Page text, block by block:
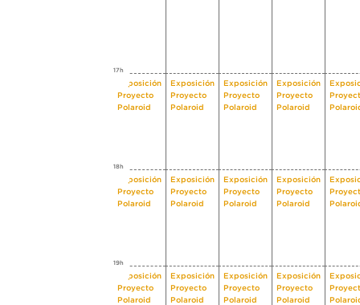
17h
Exposición
Proyecto
Polaroid
Exposición
Proyecto
Polaroid
Exposición
Proyecto
Polaroid
Exposición
Proyecto
Polaroid
18h
Exposición
Proyecto
Polaroid
Exposición
Proyecto
Polaroid
Exposición
Proyecto
Polaroid
Exposición
Proyecto
Polaroid
19h
Exposición
Proyecto
Polaroid
Exposición
Proyecto
Polaroid
Exposición
Proyecto
Polaroid
Exposición
Proyecto
Polaroid